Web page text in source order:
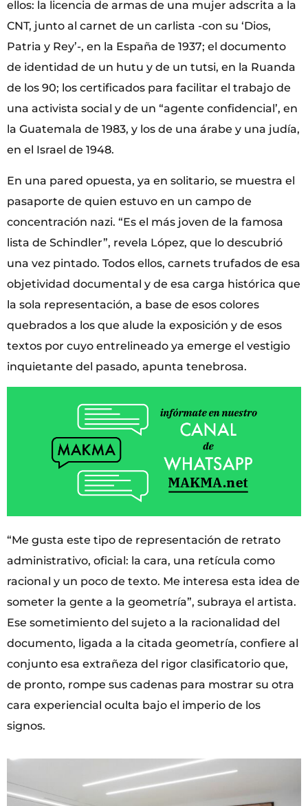
ellos: la licencia de armas de una mujer adscrita a la
CNT, junto al carnet de un carlista -con su ‘Dios,
Patria y Rey’-, en la España de 1937; el documento
de identidad de un hutu y de un tutsi, en la Ruanda
de los 90; los certificados para facilitar el trabajo de
una activista social y de un “agente confidencial’, en
la Guatemala de 1983, y los de una árabe y una judía,
en el Israel de 1948.
En una pared opuesta, ya en solitario, se muestra el
pasaporte de quien estuvo en un campo de
concentración nazi. “Es el más joven de la famosa
lista de Schindler”, revela López, que lo descubrió
una vez pintado. Todos ellos, carnets trufados de esa
objetividad documental y de esa carga histórica que
la sola representación, a base de esos colores
quebrados a los que alude la exposición y de esos
textos por cuyo entrelineado ya emerge el vestigio
inquietante del pasado, apunta tenebrosa.
“Me gusta este tipo de representación de retrato
administrativo, oficial: la cara, una retícula como
racional y un poco de texto. Me interesa esta idea de
someter la gente a la geometría”, subraya el artista.
Ese sometimiento del sujeto a la racionalidad del
documento, ligada a la citada geometría, confiere al
conjunto esa extrañeza del rigor clasificatorio que,
de pronto, rompe sus cadenas para mostrar su otra
cara experiencial oculta bajo el imperio de los
signos.